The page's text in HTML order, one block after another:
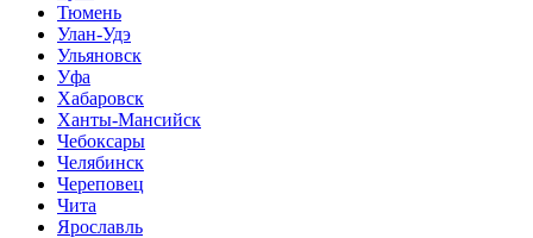
Тюмень
Улан-Удэ
Ульяновск
Уфа
Хабаровск
Ханты-Мансийск
Чебоксары
Челябинск
Череповец
Чита
Ярославль